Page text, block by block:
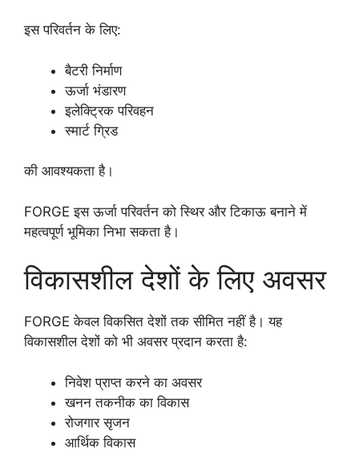
इस परिवर्तन के लिए:
बैटरी निर्माण
ऊर्जा भंडारण
इलेक्ट्रिक परिवहन
स्मार्ट ग्रिड
की आवश्यकता है।
FORGE इस ऊर्जा परिवर्तन को स्थिर और टिकाऊ बनाने में
महत्वपूर्ण भूमिका निभा सकता है।
विकासशील देशों के लिए अवसर
FORGE केवल विकसित देशों तक सीमित नहीं है। यह
विकासशील देशों को भी अवसर प्रदान करता है:
निवेश प्राप्त करने का अवसर
खनन तकनीक का विकास
रोजगार सृजन
आर्थिक विकास